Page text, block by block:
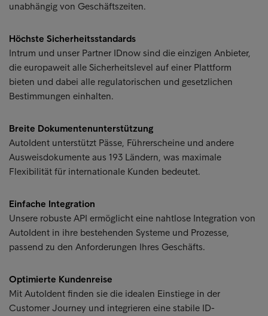
unabhängig von Geschäftszeiten.
Höchste Sicherheitsstandards
Intrum und unser Partner IDnow sind die einzigen Anbieter,
die europaweit alle Sicherheitslevel auf einer Plattform
bieten und dabei alle regulatorischen und gesetzlichen
Bestimmungen einhalten.
Breite Dokumentenunterstützung
AutoIdent unterstützt Pässe, Führerscheine und andere
Ausweisdokumente aus 193 Ländern, was maximale
Flexibilität für internationale Kunden bedeutet.
Einfache Integration
Unsere robuste API ermöglicht eine nahtlose Integration von
AutoIdent in ihre bestehenden Systeme und Prozesse,
passend zu den Anforderungen Ihres Geschäfts.
Optimierte Kundenreise
Mit AutoIdent finden sie die idealen Einstiege in der
Customer Journey und integrieren eine stabile ID-